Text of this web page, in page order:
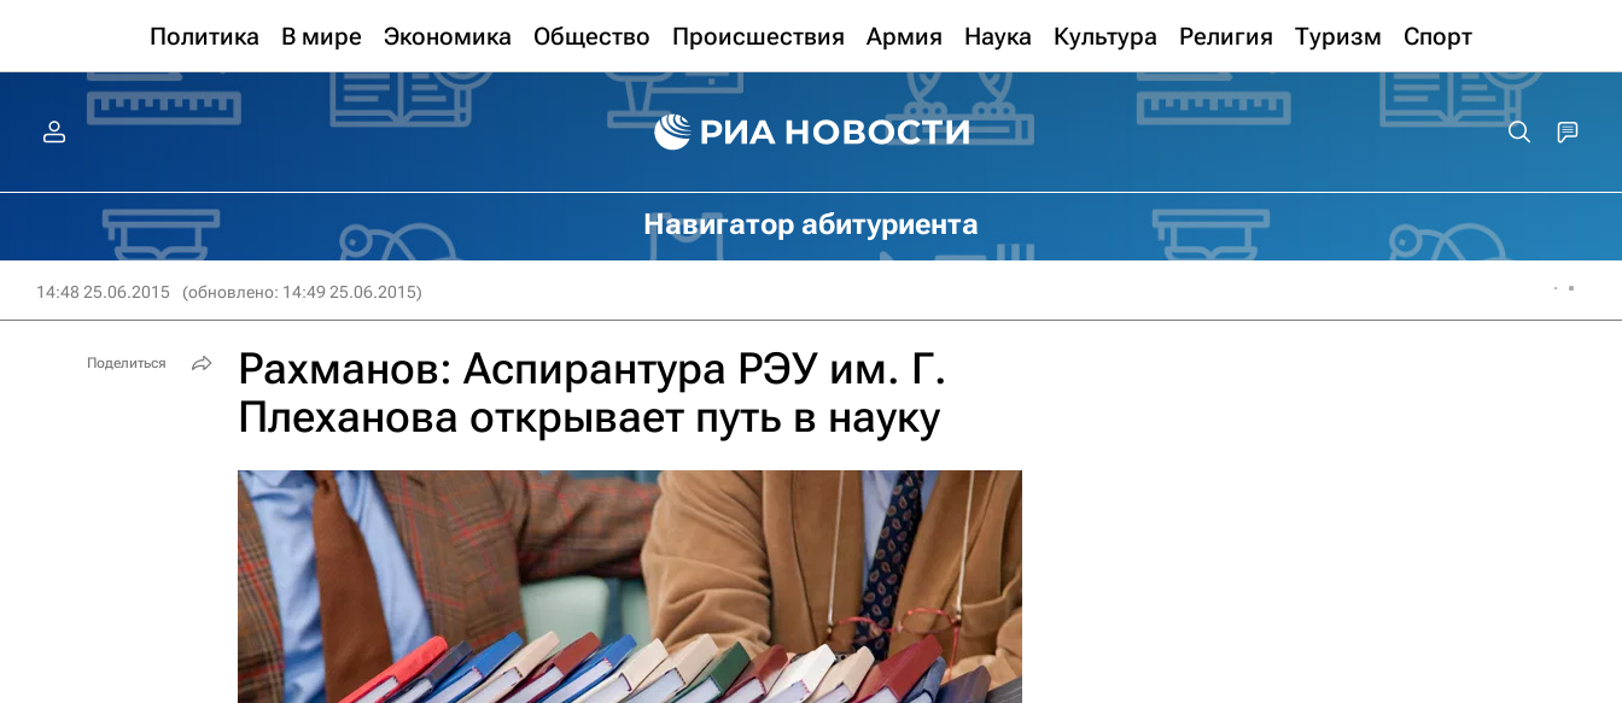
Политика В мире Экономика Общество Происшествия Армия Наука Культура Религия Туризм Спорт
Навигатор абитуриента
14:48 25.06.2015 (обновлено: 14:49 25.06.2015)
Рахманов: Аспирантура РЭУ им. Г.
Плеханова открывает путь в науку
Поделиться